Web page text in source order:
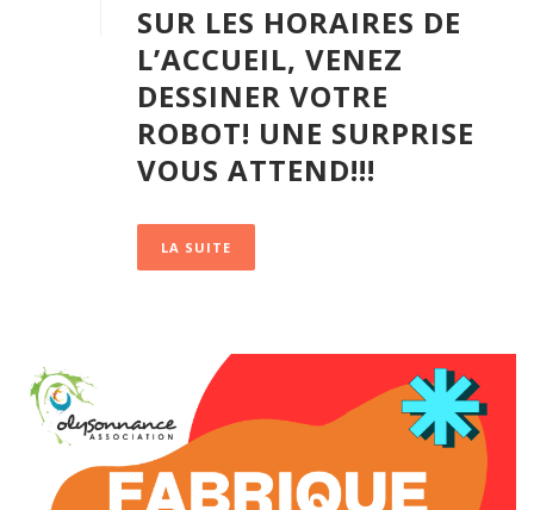
SUR LES HORAIRES DE
L’ACCUEIL, VENEZ
DESSINER VOTRE
ROBOT! UNE SURPRISE
VOUS ATTEND!!!
LA SUITE